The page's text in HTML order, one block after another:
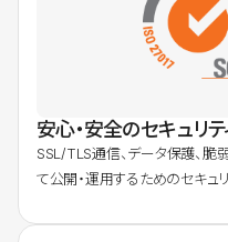
安心・安全のセキュリ
SSL/TLS通信、データ保護、脆
て公開・運用するためのセキュ